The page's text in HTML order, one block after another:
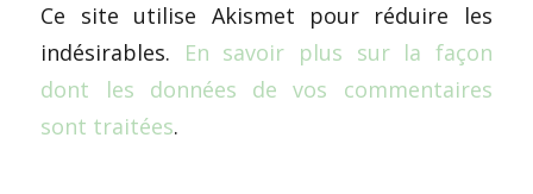
Ce site utilise Akismet pour réduire les
indésirables. En savoir plus sur la façon
dont les données de vos commentaires
sont traitées.